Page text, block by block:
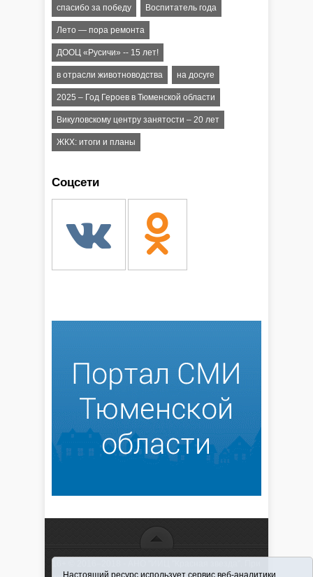
спасибо за победу Воспитатель года
Лето — пора ремонта
ДООЦ «Русичи» -- 15 лет!
в отрасли животноводства на досуге
2025 – Год Героев в Тюменской области
Викуловскому центру занятости – 20 лет
ЖКХ: итоги и планы
Соцсети
Настоящий ресурс использует сервис веб-аналитики